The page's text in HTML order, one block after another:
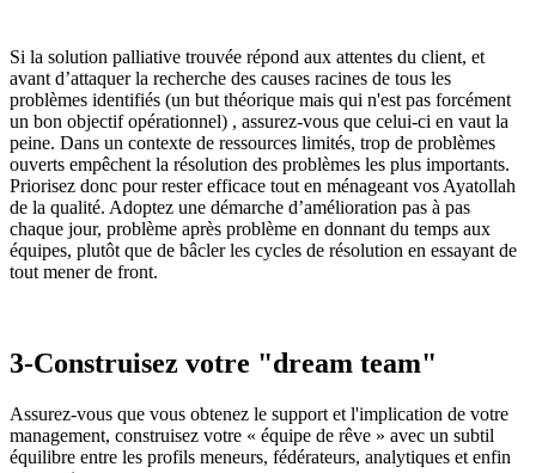
Si la solution palliative trouvée répond aux attentes du client, et
avant d’attaquer la recherche des causes racines de tous les
problèmes identifiés (un but théorique mais qui n'est pas forcément
un bon objectif opérationnel) , assurez-vous que celui-ci en vaut la
peine. Dans un contexte de ressources limités, trop de problèmes
ouverts empêchent la résolution des problèmes les plus importants.
Priorisez donc pour rester efficace tout en ménageant vos Ayatollah
de la qualité. Adoptez une démarche d’amélioration pas à pas
chaque jour, problème après problème en donnant du temps aux
équipes, plutôt que de bâcler les cycles de résolution en essayant de
tout mener de front.
3-Construisez votre "dream team"
Assurez-vous que vous obtenez le support et l'implication de votre
management, construisez votre « équipe de rêve » avec un subtil
équilibre entre les profils meneurs, fédérateurs, analytiques et enfin